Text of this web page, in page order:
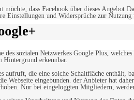
dass Facebook über dieses Angebot
Einstellungen und Widersprüche zur
des sozialen Netzwerkes Google Plus,
Hintergrund erkennbar.
aufruft, die eine solche Schaltfläche
Webseite eingebunden. der Anbieter hat
Nur bei eingeloggten Mitgliedern,